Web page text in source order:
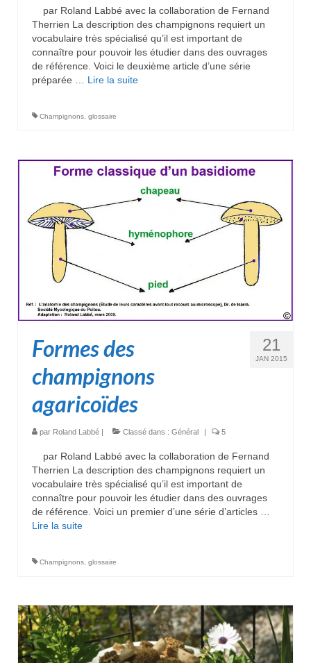
par Roland Labbé avec la collaboration de Fernand
Therrien La description des champignons requiert un
vocabulaire très spécialisé qu’il est important de
connaître pour pouvoir les étudier dans des ouvrages
de référence. Voici le deuxième article d’une série
préparée … Lire la suite­­
Champignons glossaire
21
JAN 2015
Formes des
champignons
agaricoïdes
par Roland Labbé | Classé dans : Général | 5
par Roland Labbé avec la collaboration de Fernand
Therrien La description des champignons requiert un
vocabulaire très spécialisé qu’il est important de
connaître pour pouvoir les étudier dans des ouvrages
de référence. Voici un premier d’une série d’articles …
Lire la suite­­
Champignons glossaire